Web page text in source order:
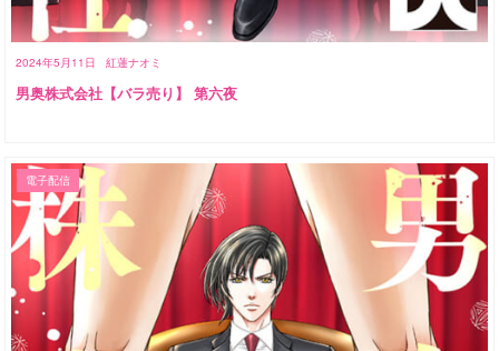
2024年5月11日 紅蓮ナオミ
男奥株式会社【バラ売り】 第六夜
電子配信